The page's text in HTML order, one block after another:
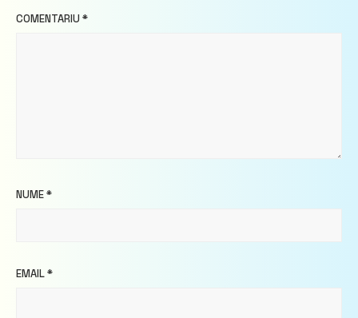
COMENTARIU *
NUME*
EMAIL*